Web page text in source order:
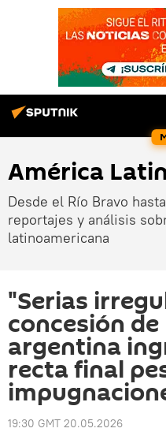
América
Desde el Río Bravo
reportajes y análisis
latinoamericana
"Serias
concesión
argentina
recta final
19:30 GMT 20.05.2026